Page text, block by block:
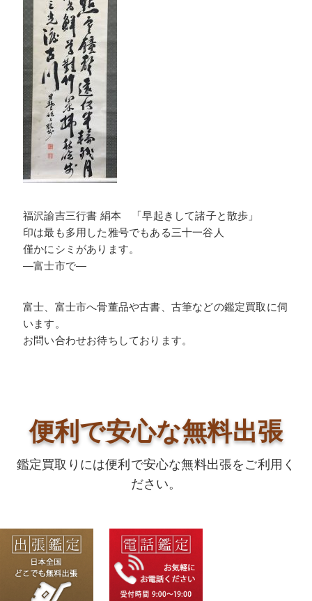
福沢諭吉三行書 絹本 「早起きして諸子と散歩」
印は最も多用した雅号でもある三十一谷人
僅かにシミがあります。
―富士市で―
富士、富士市へ骨董品や古書、古筆などの鑑定買取に伺
います。
お問い合わせお待ちしております。
便利で安心な無料出張
鑑定買取りには便利で安心な無料出張をご利用く
ださい。